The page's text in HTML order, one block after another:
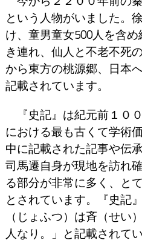
という人物がいました。
け、童男童女500人を含
き連れ、仙人と不老不死
から東方の桃源郷、日本
記載されています。
『史記』は紀元前１０
における最も古くて学術
中に記載された記事や伝
司馬遷自身が現地を訪れ
る部分が非常に多く、と
とされています。『史記
（じょふつ）は斉（せい
人なり。」と記載されてい